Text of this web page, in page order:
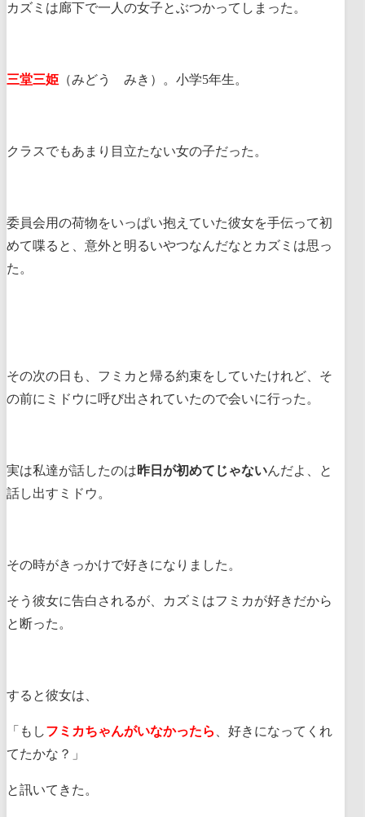
カズミは廊下で一人の女子とぶつかってしまった。
三堂三姫 （みどう みき）。小学5年生。
クラスでもあまり目立たない女の子だった。
委員会用の荷物をいっぱい抱えていた彼女を手伝って初
めて喋ると、意外と明るいやつなんだなとカズミは思っ
た。
その次の日も、フミカと帰る約束をしていたけれど、そ
の前にミドウに呼び出されていたので会いに行った。
実は私達が話したのは昨日が初めてじゃないんだよ、と
話し出すミドウ。
その時がきっかけで好きになりました。
そう彼女に告白されるが、カズミはフミカが好きだから
と断った。
すると彼女は、
「もしフミカちゃんがいなかったら
、好きになってくれ
てたかな？」
と訊いてきた。